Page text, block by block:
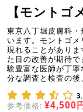
【モントゴ
東京八丁堀皮膚科
います。モントゴ
現れることがあり
た目の改善が期待
験豊富な医師が丁
分な調査と検査の後
参考価格: ¥4,500